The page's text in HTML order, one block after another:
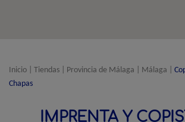
Inicio Tiendas Provincia de Málaga Málaga
Chapas
IMPRENTA Y